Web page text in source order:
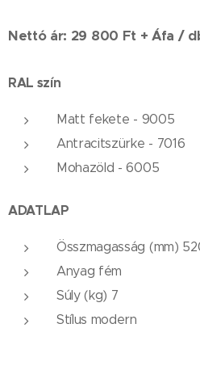
Nettó ár: 29 800 Ft + Áfa /
RAL szín
Matt fekete - 9005
Antracitszürke - 7016
Mohazöld - 6005
ADATLAP
Összmagasság (mm)
Anyag fém
Súly (kg) 7
Stílus modern